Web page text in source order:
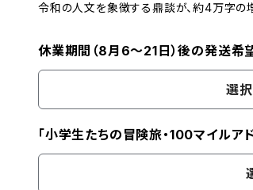
令和の人文を象徴する鼎談が、約4万字の
休業期間（8月6〜21日）後の発送希
選択
「小学生たちの冒険旅・100マイルア